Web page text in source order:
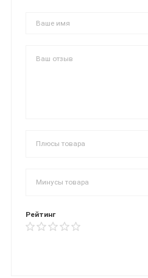
Рейтинг